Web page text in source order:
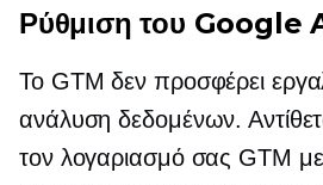
Ρύθμιση του Google
Το GTM δεν προσφέρει
ανάλυση δεδομένων.
τον λογαριασμό σας GTM